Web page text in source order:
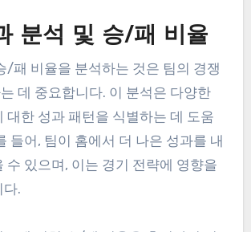
분석 및 승/패 비율
/패 비율을 분석하는 것은 팀의 경쟁
데 중요합니다. 이 분석은 다양한
대한 성과 패턴을 식별하는 데 도움
들어, 팀이 홈에서 더 나은 성과를 내
수 있으며, 이는 경기 전략에 영향을
다.